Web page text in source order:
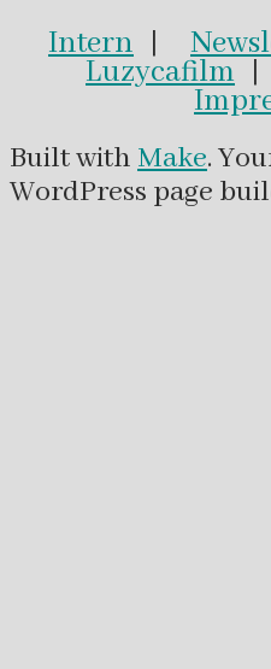
Intern |
Luzycafilm |
Built withMake.
WordPress page